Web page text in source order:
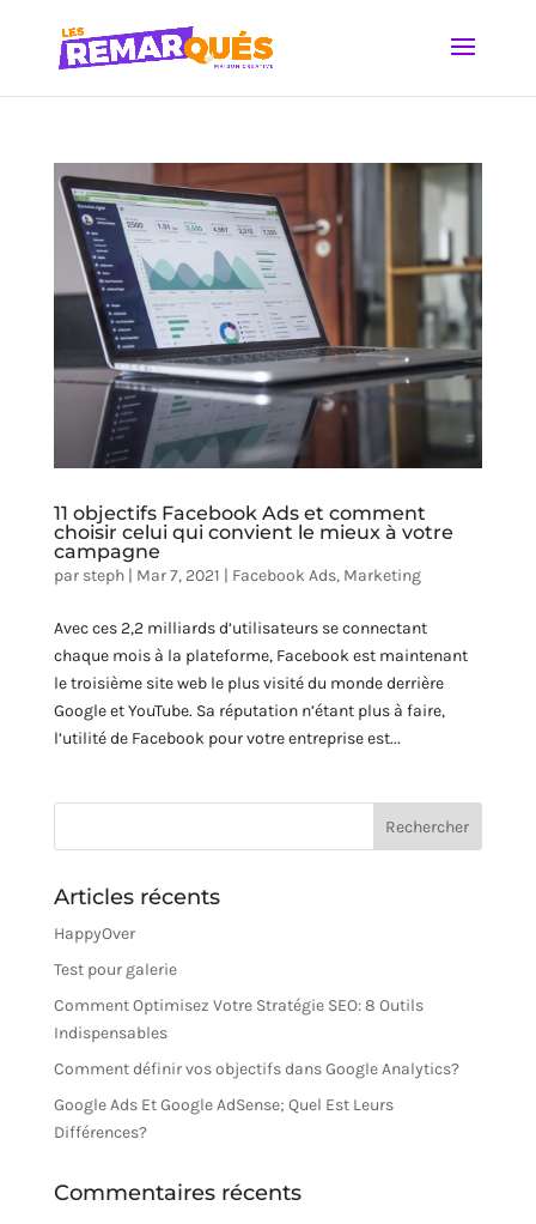
11 objectifs Facebook Ads et comment
choisir celui qui convient le mieux à votre
campagne
par steph| Mar 7, 2021 | Facebook Ads, Marketing
Avec ces 2,2 milliards d’utilisateurs se connectant
chaque mois à la plateforme, Facebook est maintenant
le troisième site web le plus visité du monde derrière
Google et YouTube. Sa réputation n’étant plus à faire,
l’utilité de Facebook pour votre entreprise est...
Articles récents
HappyOver
Test pour galerie
Comment Optimisez Votre Stratégie SEO: 8 Outils
Indispensables
Comment définir vos objectifs dans Google Analytics?
Google Ads Et Google AdSense; Quel Est Leurs
Différences?
Commentaires récents